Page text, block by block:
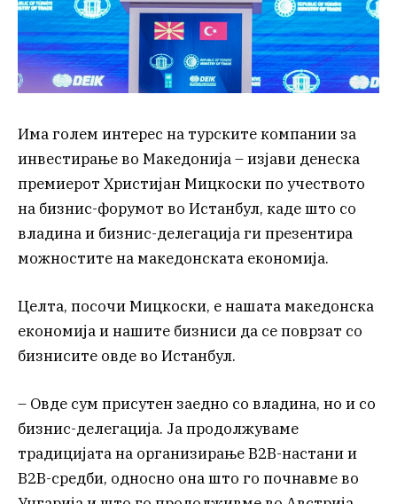
Има голем интерес на турските компании за
инвестирање во Македонија – изјави денеска
премиерот Христијан Мицкоски по учеството
на бизнис-форумот во Истанбул, каде што со
владина и бизнис-делегација ги презентира
можностите на македонската економија.
Целта, посочи Мицкоски, е нашата македонска
економија и нашите бизниси да се поврзат со
бизнисите овде во Истанбул.
– Овде сум присутен заедно со владина, но и со
бизнис-делегација. Ја продолжуваме
традицијата на организирање B2B-настани и
B2B-средби, односно она што го почнавме во